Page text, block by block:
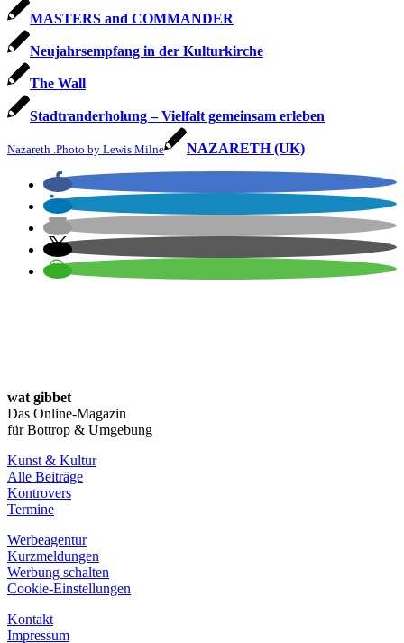
MASTERS and COMMANDER
Neujahrsempfang in der Kulturkirche
The Wall
Stadtranderholung – Vielfalt gemeinsam erleben
Nazareth .Photo by Lewis Milne NAZARETH (UK)
wat gibbet
Das Online-Magazin
für Bottrop & Umgebung
Kunst & Kultur
Alle Beiträge
Kontrovers
Termine
Werbeagentur
Kurzmeldungen
Werbung schalten
Cookie-Einstellungen
Kontakt
Impressum